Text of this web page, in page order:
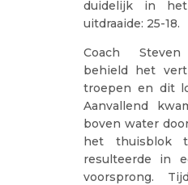
duidelijk in het
uitdraaide: 25-18.
Coach Steven
behield het
troepen en dit
Aanvallend
boven water
het thuisblok
resulteerde in
voorsprong.